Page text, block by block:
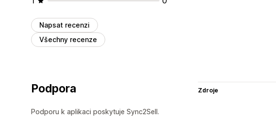
Napsat recenzi
Všechny recenze
Podpora
Podporu k aplikaci poskytuje Sync2Sell.
Zdroje